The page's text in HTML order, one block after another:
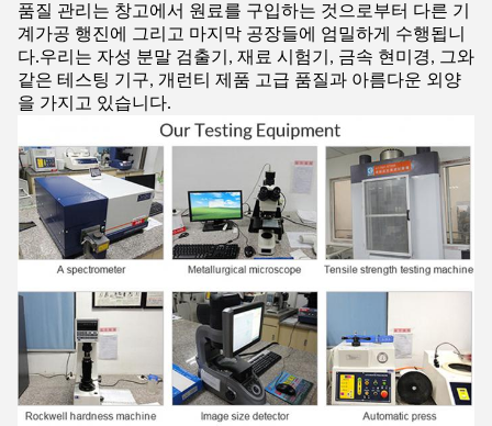
품질 관리는 창고에서 원료를 구입하는 것으로부터 다른 기
계가공 행진에 그리고 마지막 공장들에 엄밀하게 수행됩니
다.우리는 자성 분말 검출기, 재료 시험기, 금속 현미경, 그와
같은 테스팅 기구, 개런티 제품 고급 품질과 아름다운 외양
을 가지고 있습니다.